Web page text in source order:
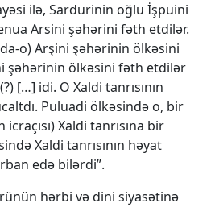
ilə, Sardurinin oğlu İşpuini
Arsini şəhərini fəth etdilər.
o) Arşini şəhərinin ölkəsini
şəhərinin ölkəsini fəth etdilər
[…] idi. O Xaldi tanrısının
Puluadi ölkəsində o, bir
Xaldi tanrısına bir
Xaldi tanrısının həyat
edə bilərdi”.
hərbi və dini siyasətinə